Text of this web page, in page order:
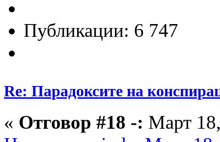
Публикации: 6 747
Re: Парадоксите на
« Отговор #18 -: Март